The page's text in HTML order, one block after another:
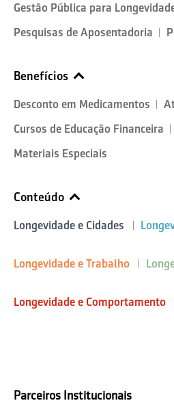
Gestão Pública para
Pesquisas de Aposentadoria
Benefícios
Desconto em Medicamentos
Cursos de Educação Financeira
Materiais Especiais
Conteúdo
Longevidade e Cidades
Longevidade e Trabalho
Longevidade e Comportamento
Parceiros Institucionais